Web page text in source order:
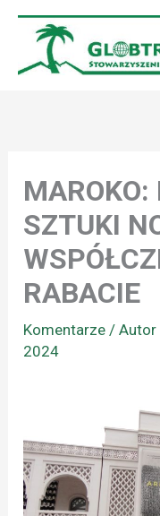
Przejdź
treści
MAROKO:
SZTUKI
RABACIE
Komentarze / Autor
2024